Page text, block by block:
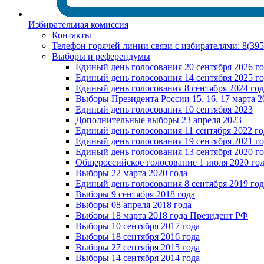
Избирательная комиссия
Контакты
Телефон горячей линии связи с избирателями:
Выборы и референдумы
Единый день голосования 20 сентября 2026
Единый день голосования 14 сентября 2025
Единый день голосования 8 сентября 2024
Выборы Президента России 15, 16, 17 марта
Единый день голосования 10 сентября 2023
Дополнительные выборы 23 апреля 2023
Единый день голосования 11 сентября 2022
Единый день голосования 19 сентября 2021
Единый день голосования 13 сентября 2020
Общероссийское голосование 1 июля 2020
Выборы 22 марта 2020 года
Единый день голосования 8 сентября 2019
Выборы 9 сентября 2018 года
Выборы 08 апреля 2018 года
Выборы 18 марта 2018 года Президент РФ
Выборы 10 сентября 2017 года
Выборы 18 сентября 2016 года
Выборы 27 сентября 2015 года
Выборы 14 сентября 2014 года